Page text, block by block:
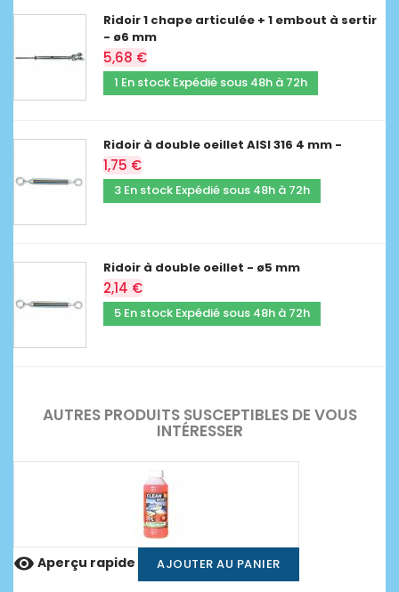
Ridoir 1 chape articulée + 1 embout à sertir
- ø6 mm
5,68 €
1 En stock Expédié sous 48h à 72h
Ridoir à double oeillet AISI 316 4 mm -
1,75 €
3 En stock Expédié sous 48h à 72h
Ridoir à double oeillet - ø5 mm
2,14 €
5 En stock Expédié sous 48h à 72h
AUTRES PRODUITS SUSCEPTIBLES DE VOUS
INTÉRESSER
 Aperçu rapide AJOUTER AU PANIER